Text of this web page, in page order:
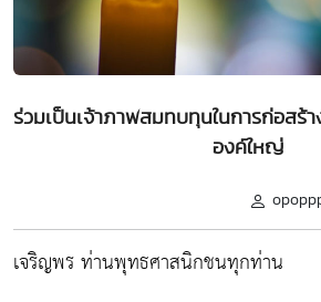
ร่วมเป็นเจ้าภาพสมทบทุนในการก่อสร้
องค์ใหญ่
เจริญพร ท่านพุทธศาสนิกชนทุกท่าน